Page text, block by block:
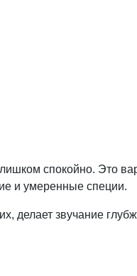
спокойно. Это
и умеренные специи.
делает звучание